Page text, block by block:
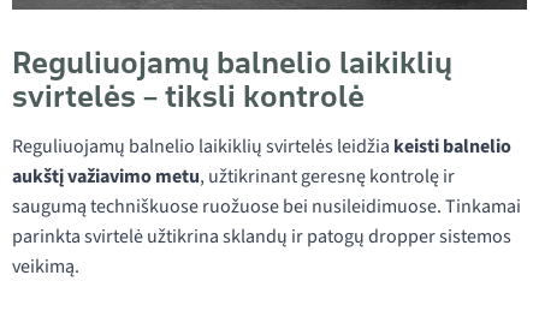
Reguliuojamų balnelio laikiklių
svirtelės – tiksli kontrolė
Reguliuojamų balnelio laikiklių svirtelės leidžia keisti balnelio
aukštį važiavimo metu, užtikrinant geresnę kontrolę ir
saugumą techniškuose ruožuose bei nusileidimuose. Tinkamai
parinkta svirtelė užtikrina sklandų ir patogų dropper sistemos
veikimą.